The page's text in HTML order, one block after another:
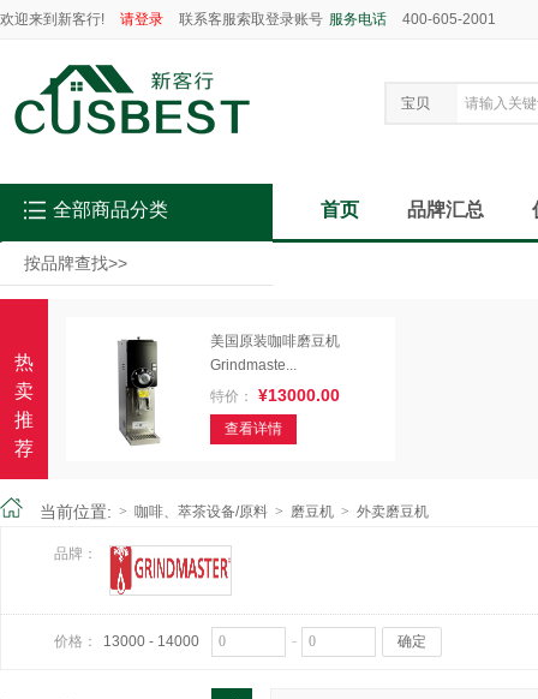
欢迎来到新客行! 请登录 联系客服索取登录账号 服务电话 400-605-2001
宝贝
按品牌查找>>
全部商品分类 首页 品牌汇总
热
卖
推
荐
美国原装咖啡磨豆机
Grindmaste...
特价：
¥13000.00
查看详情
当前位置: > 咖啡、萃茶设备/原料 > 磨豆机 > 外卖磨豆机
品牌：
价格： 13000 - 14000 确定